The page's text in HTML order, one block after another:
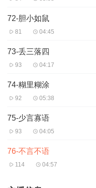
72-胆小如鼠
81 04:45
73-丢三落四
93 04:17
74-糊里糊涂
92 05:38
75-少言寡语
93 04:05
76-不言不语
114 04:57